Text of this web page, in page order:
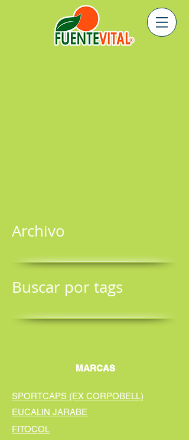
Archivo
Buscar por tags
MARCAS
SPORTCAPS (EX CORPOBELL)
EUCALIN JARABE
FITOCOL